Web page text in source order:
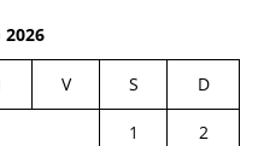
V S D
1
2